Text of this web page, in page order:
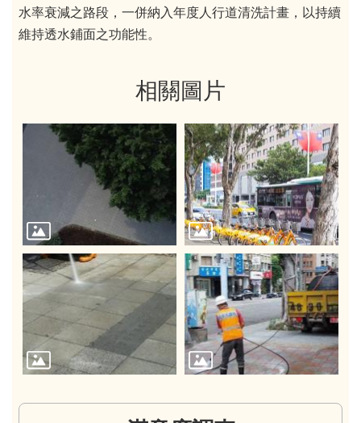
水率衰減之路段，一併納入年度人行道清洗計畫，以持續
維持透水鋪面之功能性。
相關圖片